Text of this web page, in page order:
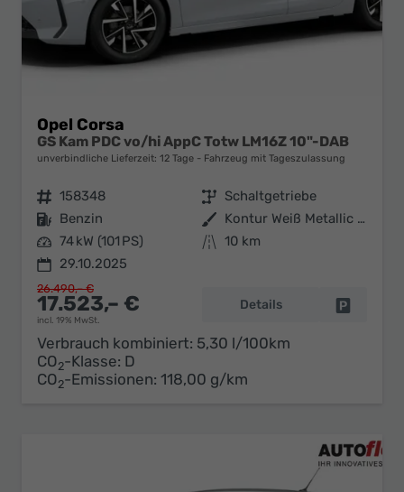
Opel Corsa
GS Kam PDC vo/hi AppC Totw LM16Z 10"-DAB
unverbindliche Lieferzeit: 12 Tage Fahrzeug mit Tageszulassung
Fahrzeugnr. 158348 Getriebe Schaltgetriebe
Kraftstoff Benzin Außenfarbe
Kontur Weiß Metallic / Dach: sch
Leistung 74 kW (101 PS) Kilometerstand 10 km
29.10.2025
17.523,– €
incl. 19% MwSt.
26.490,– €
Details
Verbrauch kombiniert: 5,30 l/100km
CO2-Klasse: D
CO2-Emissionen: 118,00 g/km